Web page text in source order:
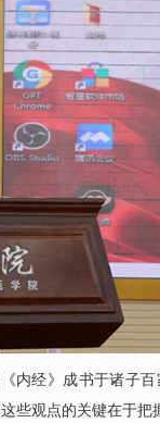
内经》成书于诸子
观点的关键在于把